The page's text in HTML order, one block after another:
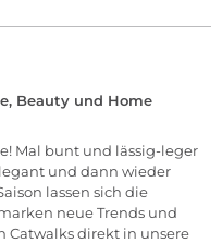
Beauty und Home
! Mal bunt und lässig-leger
und dann wieder
lassen sich die
neue Trends und
Catwalks direkt in unsere